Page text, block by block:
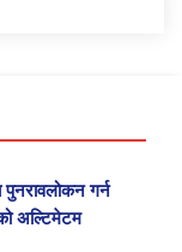
पुनरावलोकन गर्न
अल्टिमेटम